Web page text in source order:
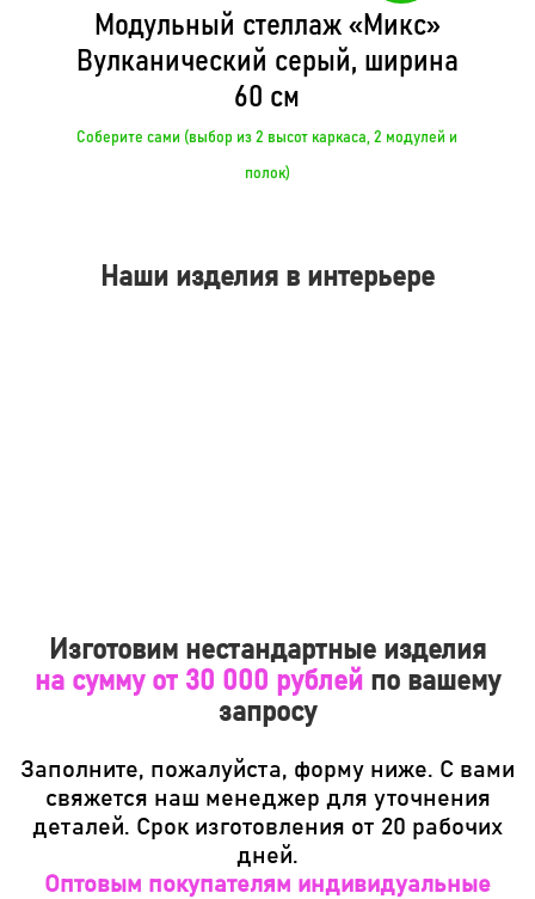
Модульный стеллаж «Микс»
Вулканический серый, ширина
60 см
Соберите сами (выбор из 2 высот каркаса, 2 модулей и
полок)
Наши изделия в интерьере
Изготовим нестандартные изделия
на сумму от 30 000 рублей по вашему
запросу
Заполните, пожалуйста, форму ниже. С вами
свяжется наш менеджер для уточнения
деталей. Срок изготовления от 20 рабочих
дней.
Оптовым покупателям индивидуальные